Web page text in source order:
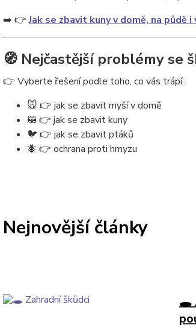
➡️ 👉Jak se zbavit kuny v domě, na půdě
🧭 Nejčastější problémy se
👉 Vyberte řešení podle toho, co vás trápí:
🐭 👉 jak se zbavit myší v domě
🦝 👉 jak se zbavit kuny
🐦 👉 jak se zbavit ptáků
🐜 👉 ochrana proti hmyzu
Nejnovější články
🕳️